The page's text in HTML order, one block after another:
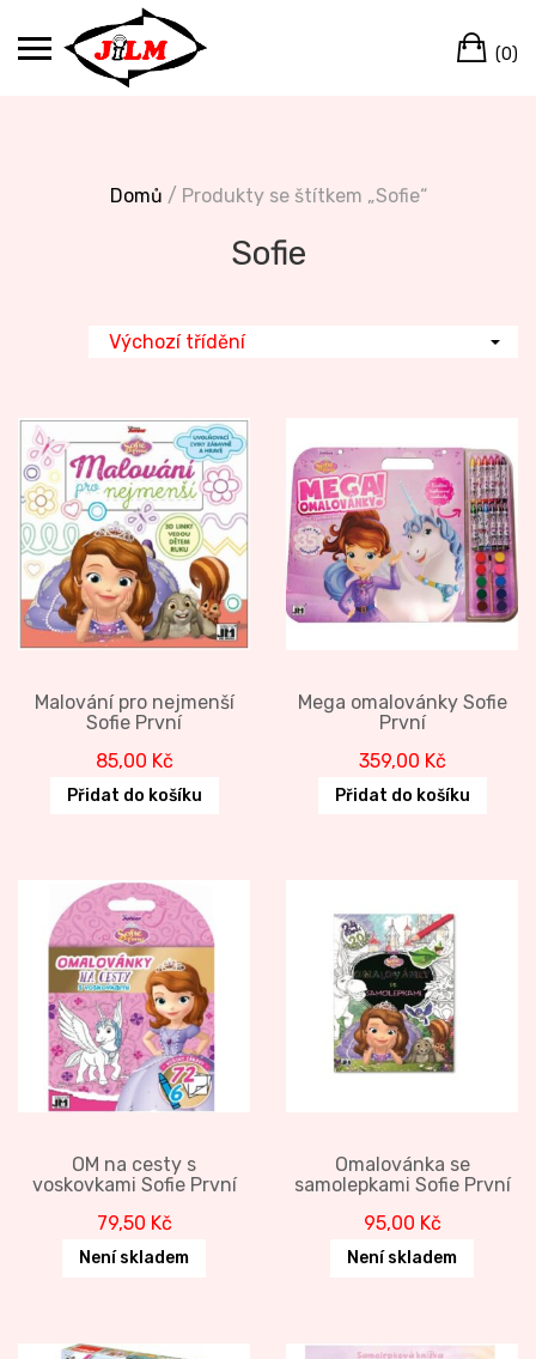
(0)
Domů / Produkty se štítkem „Sofie“
Sofie
Malování pro nejmenší
Sofie První
85,00 Kč
Přidat do košíku
Mega omalovánky Sofie
První
359,00 Kč
Přidat do košíku
OM na cesty s
voskovkami Sofie První
79,50 Kč
Není skladem
Omalovánka se
samolepkami Sofie První
95,00 Kč
Není skladem